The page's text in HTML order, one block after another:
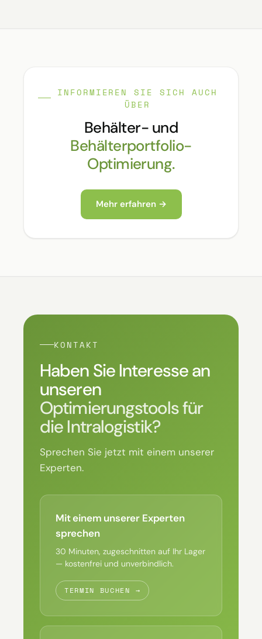
INFORMIEREN SIE SICH AUCH
ÜBER
Behälter- und
Behälterportfolio-
Optimierung.
Mehr erfahren →
KONTAKT
Haben Sie Interesse an
unseren
Optimierungstools für
die Intralogistik?
Sprechen Sie jetzt mit einem unserer
Experten.
Mit einem unserer Experten
sprechen
30 Minuten, zugeschnitten auf Ihr Lager
— kostenfrei und unverbindlich.
TERMIN BUCHEN →